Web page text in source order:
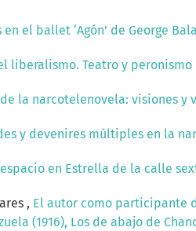
en el ballet ‘Agón’ de George
liberalismo. Teatro y peronismo
la narcotelenovela: visiones y
y devenires múltiples en la
en Estrella de la calle
, El autor como participante
(1916), Los de abajo de